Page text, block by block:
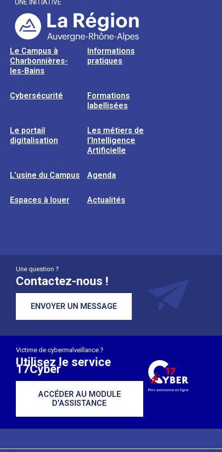
UNE INITIATIVE
Le Campus à
Charbonnières-
les-Bains
Informations
pratiques
Cybersécurité
Formations
labellisées
Le portail
digitalisation
Les métiers de
l’Intelligence
Artificielle
L’usine du Campus Agenda
Espaces à louer Actualités
Une question ?
Contactez-nous !
ENVOYER UN MESSAGE
Victime de cybermalveillance ?
Utilisez le service
17Cyber
ACCÉDER AU MODULE
D'ASSISTANCE